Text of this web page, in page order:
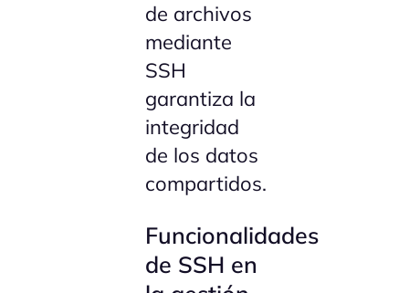
de archivos
mediante
SSH
garantiza la
integridad
de los datos
compartidos.
Funcionalidades
de SSH en